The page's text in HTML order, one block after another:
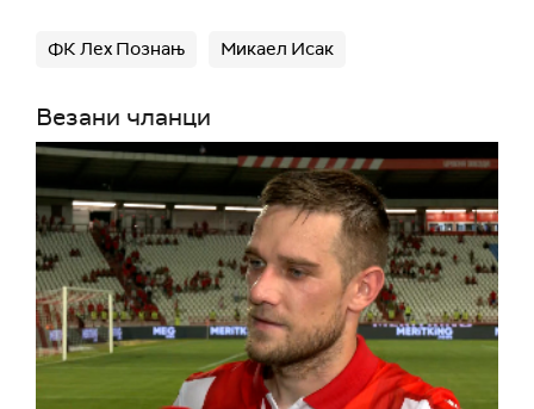
ФК Лех Познањ Микаел Исак
Везани чланци